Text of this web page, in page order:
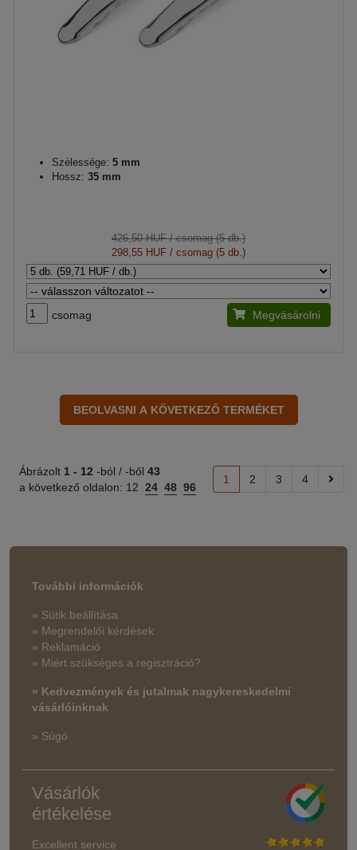
Szélessége: 5 mm
Hossz: 35 mm
426,50 HUF/ csomag (5 db.)
298,55 HUF / csomag (5 db.)
csomag Megvásárolni
Ábrázolt 1 - 12 -ból / -ből 43
a következő oldalon: 12 24 48 96
1 2 3 4
További információk
» Sütik beállítása
» Megrendelői kérdések
» Reklamáció
» Miért szükséges a regisztráció?
» Kedvezmények és jutalmak nagykereskedelmi
vásárlóinknak
» Súgó
Vásárlók
értékelése
Excellent service